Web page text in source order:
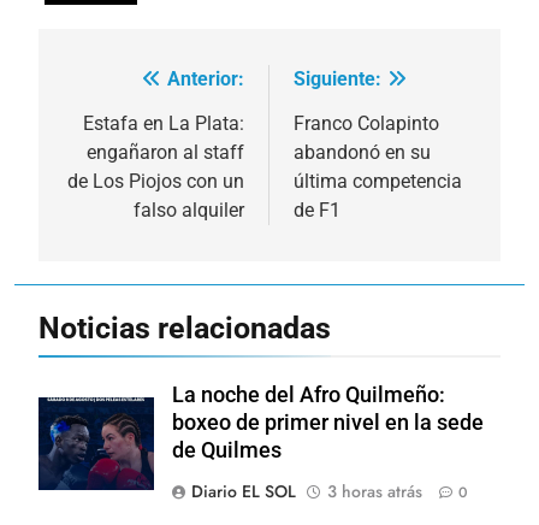
Navegación
de
entradas
Anterior:
Estafa en La Plata:
engañaron al staff
de Los Piojos con un
falso alquiler
Siguiente:
Franco Colapinto
abandonó en su
última competencia
de F1
Noticias relacionadas
La noche del Afro Quilmeño:
boxeo de primer nivel en la sede
de Quilmes
Diario EL SOL
3 horas atrás 0